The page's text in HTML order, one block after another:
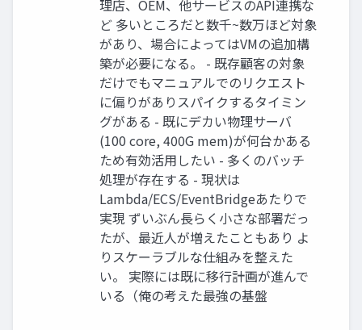
理店、OEM、他サービスのAPI連携な
ど 多いところだと数千~数万ほど対象
があり、場合によってはVMの追加構
築が必要になる。 - 既存顧客の対象
だけでもマニュアルでのリクエスト
に偏りがありスパイクするタイミン
グがある - 既にデカい物理サーバ
(100 core, 400G mem)が何台かある
ため有効活用したい - 多くのバッチ
処理が存在する - 現状は
Lambda/ECS/EventBridgeあたりで
実現 ずいぶん長らく小さな部署だっ
たが、最近人が増えたこともあり よ
りスケーラブルな仕組みを整えた
い。 実際には既に移行計画が進んで
いる（俺の考えた最強の基盤